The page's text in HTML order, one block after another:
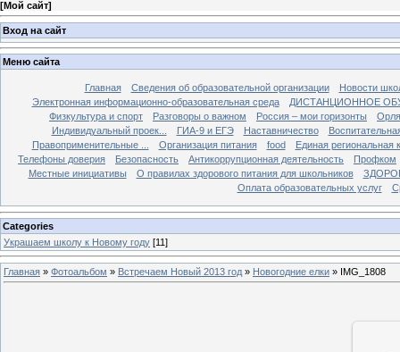
[Мой сайт]
Вход на сайт
Меню сайта
Главная Сведения об образовательной организации
Новости
Электронная информационно-образовательная среда
ДИСТАНЦИОННОЕ
Физкультура и спорт
Разговоры о важном Россия – мои горизонты
Индивидуальный проек...
ГИА-9 и ЕГЭ Наставничество
Правоприменительные ...
Организация питания food
Единая региональная
Телефоны доверия
Безопасность Антикоррупционная деятельность
Профком
Местные инициативы
О правилах здорового питания для школьников
Оплата образовательных услуг
Categories
Украшаем школу к Новому году [11]
Главная » Фотоальбом » Встречаем Новый 2013 год » Новогодние елки » IMG_1808